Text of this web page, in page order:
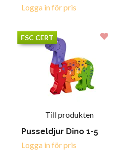
Logga in för pris
FSC CERT
Till produkten
Pusseldjur Dino 1-5
Logga in för pris